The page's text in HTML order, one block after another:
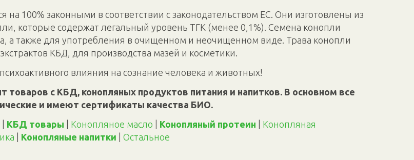
100% законными в соответствии с законодательством ЕС. Они изготовлены из
которые содержат легальный уровень ТГК (менее 0,1%). Семена конопли
а также для употребления в очищенном и неочищенном виде. Трава конопли
КБД, для производства мазей и косметики.
влияния на сознание человека и животных!
товаров с КБД, конопляных продуктов питания и напитков. В основном все
и имеют сертификаты качества БИО.
КБД товары Конопляное масло Конопляный протеин
Конопляная
Конопляные напитки Oстальное